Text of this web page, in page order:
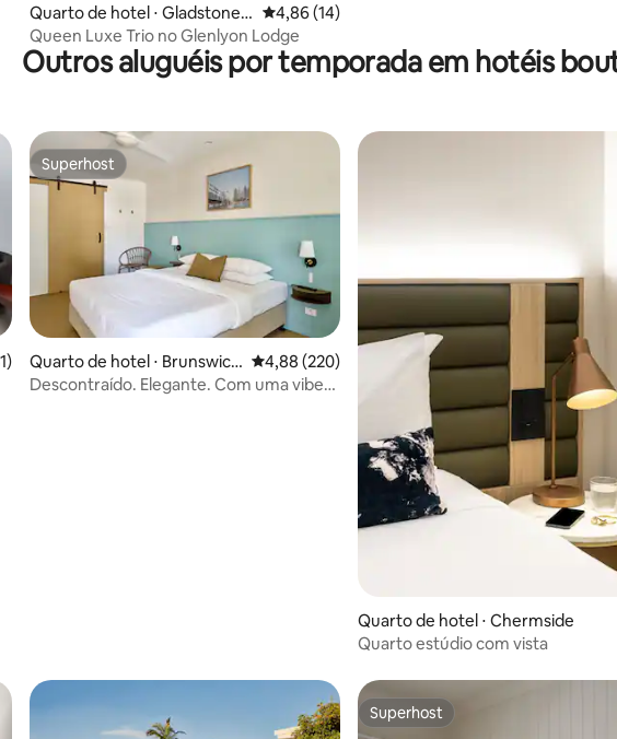
Quarto de hotel ⋅ Gladstone
Central
4,86 de uma avaliação média de 5, 14 avaliações
4,86 (14)
Queen Luxe Trio no Glenlyon Lodge
Outros aluguéis por temporada em hotéis
avaliação média de 5, 231 avaliações
Superhost
Superhost
Quarto de hotel ⋅ Brunswick
Heads
4,88 de uma avaliação média de 5, 220 avaliações
4,88 (220)
Descontraído. Elegante. Com uma vibe
Quarto de hotel ⋅ Chermside
Quarto estúdio com vista
Superhost
Superhost